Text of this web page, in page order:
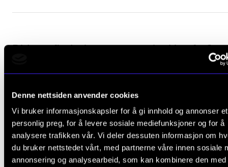
Denne nettsiden anvender cookies
Vi bruker informasjonskapsler for å gi innhold og annonser et
personlig preg, for å levere sosiale mediefunksjoner og for å
analysere trafikken vår. Vi deler dessuten informasjon om
du bruker nettstedet vårt, med partnerne våre innen sosiale
annonsering og analysearbeid, som kan kombinere den med
Did you find what you were looking for?
e
a
v
e
t
BOARD AND PRINCIPAL'S MANAGEMENT TEAM
Ekstra styremøte 3. juli 2025
Styremøte 12. juni 2025